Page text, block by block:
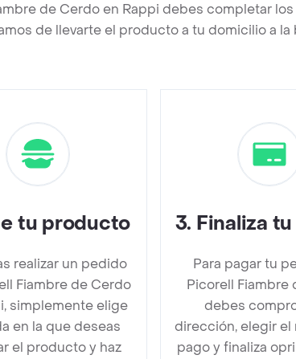
de Cerdo en Rappi debes completar
de llevarte el producto a tu domicilio a la
tu producto
realizar un pedido
Fiambre de Cerdo
simplemente elige
en la que deseas
el producto y haz
3. Finaliza
Para pagar tu
Picorell Fiambre
debes
dirección, elegir
pago y finaliza